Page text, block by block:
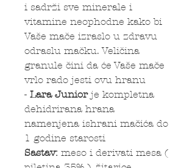
i sadrži sve minerale i
vitamine neophodne kako bi
Vaše mače izraslo u zdravu
odraslu mačku. Veličina
granule čini da će Vaše mače
vrlo rado jesti ovu hranu
- Lara Juniorje kompletna
dehidrirana hrana
namenjena ishrani mačića do
1 godine starosti
Sastav: meso i derivati mesa (